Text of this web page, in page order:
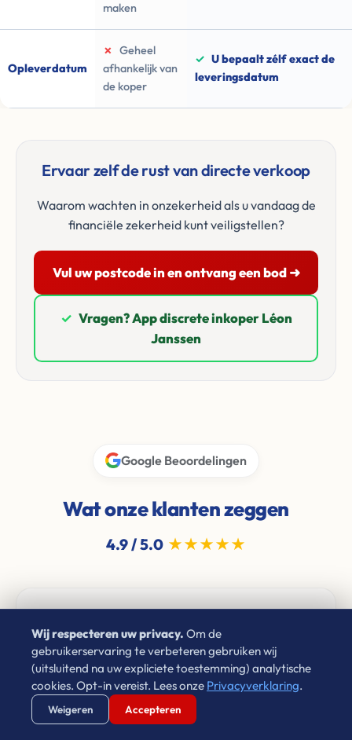
maken
Opleverdatum
✗
Geheel
afhankelijk van
de koper
✓ U bepaalt zélf exact de
leveringsdatum
Ervaar zelf de rust van directe verkoop
Waarom wachten in onzekerheid als u vandaag de
financiële zekerheid kunt veiligstellen?
Vul uw postcode in en ontvang een bod ➜
✓ Vragen? App discrete inkoper Léon
Janssen
Google Beoordelingen
Wat onze klanten zeggen
4.9 / 5.0 ★★★★★
Laura Cornet
4 jaar geleden
"Sinds 2009 heb ik via Leon gehuurd in
Eindhoven. Hij is netjes, vriendelijk en zorgt
ervoor dat problemen altijd op een goede
Wij respecteren uw privacy. Om de
gebruikerservaring te verbeteren gebruiken wij
(uitsluitend na uw expliciete toestemming) analytische
cookies. Opt-in vereist. Lees onze Privacyverklaring.
Weigeren Accepteren
Verstuur WhatsApp